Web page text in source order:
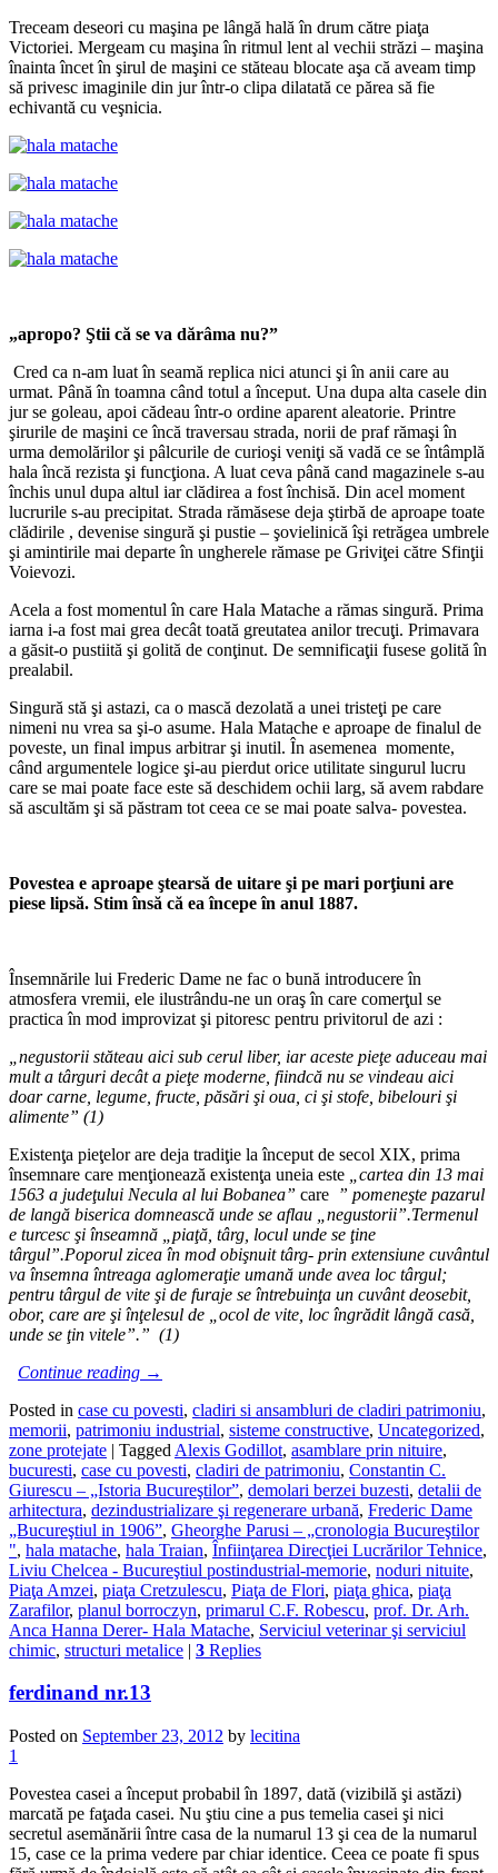
Treceam deseori cu maşina pe lângă hală în drum către piaţa
Victoriei. Mergeam cu maşina în ritmul lent al vechii străzi – maşina
înainta încet în şirul de maşini ce stăteau blocate aşa că aveam timp
să privesc imaginile din jur într-o clipa dilatată ce părea să fie
echivantă cu veşnicia.
„apropo? Ştii că se va dărâma nu?”
Cred ca n-am luat în seamă replica nici atunci şi în anii care au
urmat. Până în toamna când totul a început. Una dupa alta casele din
jur se goleau, apoi cădeau într-o ordine aparent aleatorie. Printre
şirurile de maşini ce încă traversau strada, norii de praf rămaşi în
urma demolărilor şi pâlcurile de curioşi veniţi să vadă ce se întâmplă
hala încă rezista şi funcţiona. A luat ceva până cand magazinele s-au
închis unul dupa altul iar clădirea a fost închisă. Din acel moment
lucrurile s-au precipitat. Strada rămăsese deja ştirbă de aproape toate
clădirile , devenise singură şi pustie – şovielinică îşi retrăgea umbrele
şi amintirile mai departe în ungherele rămase pe Griviţei către Sfinţii
Voievozi.
Acela a fost momentul în care Hala Matache a rămas singură. Prima
iarna i-a fost mai grea decât toată greutatea anilor trecuţi. Primavara
a găsit-o pustiită şi golită de conţinut. De semnificaţii fusese golită în
prealabil.
Singură stă şi astazi, ca o mască dezolată a unei tristeţi pe care
nimeni nu vrea sa şi-o asume. Hala Matache e aproape de finalul de
poveste, un final impus arbitrar şi inutil. În asemenea momente,
când argumentele logice şi-au pierdut orice utilitate singurul lucru
care se mai poate face este să deschidem ochii larg, să avem rabdare
să ascultăm şi să păstram tot ceea ce se mai poate salva- povestea.
Povestea e aproape ştearsă de uitare şi pe mari porţiuni are
piese lipsă. Stimînsă că eaîncepeîn anul 1887.
Însemnările lui Frederic Dame ne fac o bună introducere în
atmosfera vremii, ele ilustrându-ne un oraş în care comerţul se
practica în mod improvizat şi pitoresc pentru privitorul de azi :
„negustorii stăteau aici sub cerul liber, iar aceste pieţe aduceau mai
mult a târguri decât a pieţe moderne, fiindcă nu se vindeau aici
doar carne, legume, fructe, păsări şi oua, ci şi stofe, bibelouri şi
alimente” (1)
Existenţa pieţelor are deja tradiţie la început de secol XIX, prima
însemnare care menţionează existenţa uneia este „cartea din 13 mai
1563 a judeţului Necula al lui Bobanea” care ” pomeneşte pazarul
de langă biserica domnească unde se aflau „negustorii”.Termenul
e turcesc şi înseamnă „piaţă , târg, locul unde se ţine
târgul”.Poporul zicea în mod obişnuit târg- prin extensiune cuvântul
va însemna întreaga aglomeraţie umană unde avea loc târgul;
pentru târgul de vite şi de furaje se întrebuinţa un cuvânt deosebit,
obor, care are şi înţelesul de „ocol de vite, loc îngrădit lângă casă
unde se ţin vitele”.” (1)
Continue reading →
Posted in case cu povesti, cladiri si ansambluri de cladiri patrimoniu,
memorii, patrimoniu industrial, sisteme constructive, Uncategorized,
zone protejate | Tagged Alexis Godillot, asamblare prin nituire,
bucuresti, case cu povesti, cladiri de patrimoniu, Constantin C.
Giurescu – „Istoria Bucureştilor”, demolari berzei buzesti, detalii de
arhitectura, dezindustrializare şi regenerare urbană, Frederic Dame
„Bucureştiul in 1906”, Gheorghe Parusi – „cronologia Bucureştilor
", hala matache, hala Traian, Înfiinţarea Direcţiei Lucrărilor Tehnice,
Liviu Chelcea - Bucureştiul postindustrial-memorie, noduri nituite,
Piaţa Amzei, piaţa Cretzulescu, Piaţa de Flori, piaţa ghica, piaţa
Zarafilor, planul borroczyn, primarul C.F. Robescu, prof. Dr. Arh.
Anca Hanna Derer- Hala Matache, Serviciul veterinar şi serviciul
chimic, structuri metalice | 3 Replies
ferdinand nr.13
Posted on September 23, 2012 by lecitina
1
Povestea casei a început probabil în 1897, dată (vizibilă şi astăzi)
marcată pe faţada casei. Nu ştiu cine a pus temelia casei şi nici
secretul asemănării între casa de la numarul 13 şi cea de la numarul
15, case ce la prima vedere par chiar identice. Ceea ce poate fi spus